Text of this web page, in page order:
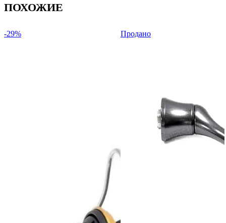
ПОХОЖИЕ
-29% Продано